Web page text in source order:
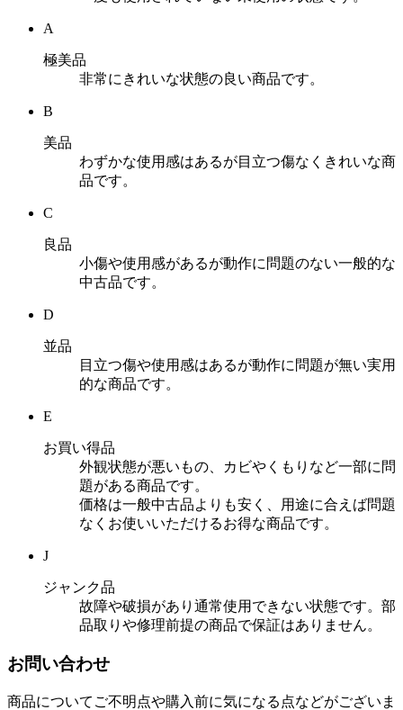
A
極美品
非常にきれいな状態の良い商品です。
B
美品
わずかな使用感はあるが目立つ傷なくきれいな商
品です。
C
良品
小傷や使用感があるが動作に問題のない一般的な
中古品です。
D
並品
目立つ傷や使用感はあるが動作に問題が無い実用
的な商品です。
E
お買い得品
外観状態が悪いもの、カビやくもりなど一部に問
題がある商品です。
価格は一般中古品よりも安く、用途に合えば問題
なくお使いいただけるお得な商品です。
J
ジャンク品
故障や破損があり通常使用できない状態です。部
品取りや修理前提の商品で保証はありません。
お問い合わせ
商品についてご不明点や購入前に気になる点などがございま